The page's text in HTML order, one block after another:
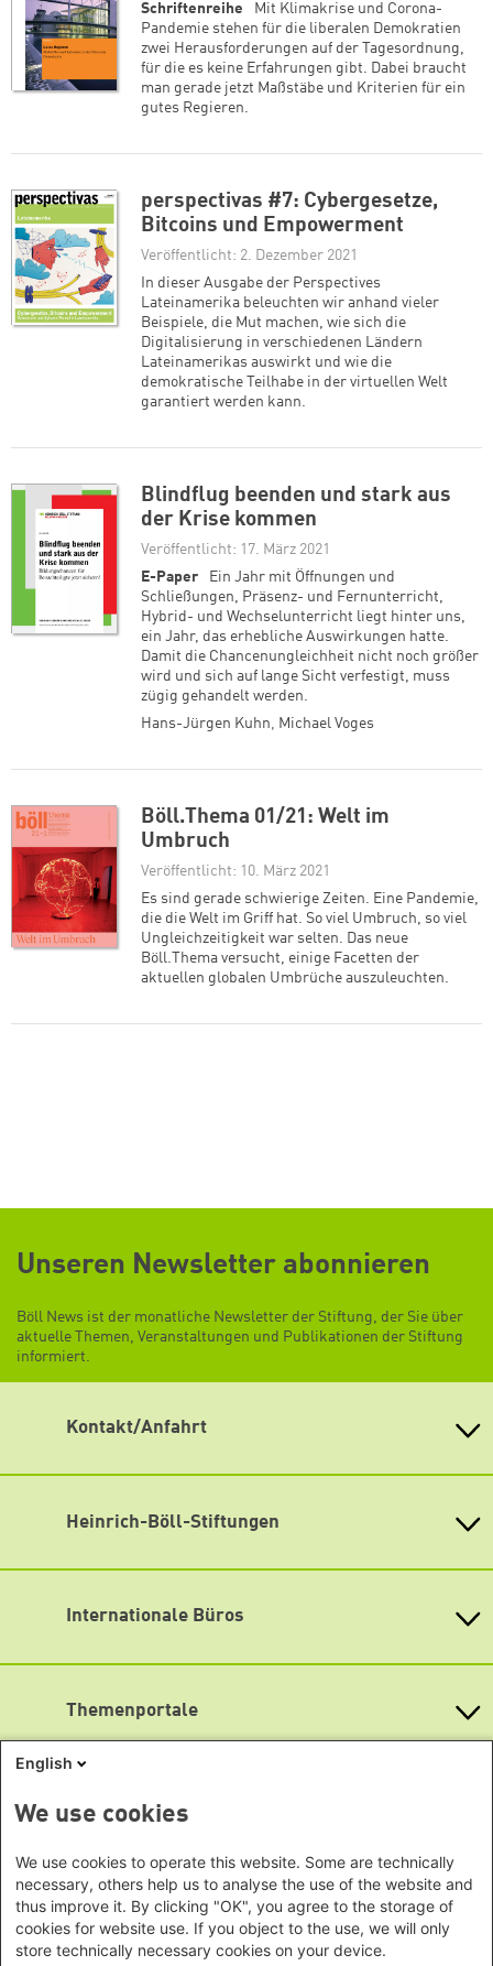
Schriftenreihe
Mit Klimakrise und Corona-
Pandemie stehen für die liberalen Demokratien
zwei Herausforderungen auf der Tagesordnung,
für die es keine Erfahrungen gibt. Dabei braucht
man gerade jetzt Maßstäbe und Kriterien für ein
gutes Regieren.
perspectivas #7: Cybergesetze,
Bitcoins und Empowerment
Veröffentlicht: 2. Dezember 2021
In dieser Ausgabe der Perspectives
Lateinamerika beleuchten wir anhand vieler
Beispiele, die Mut machen, wie sich die
Digitalisierung in verschiedenen Ländern
Lateinamerikas auswirkt und wie die
demokratische Teilhabe in der virtuellen Welt
garantiert werden kann.
Blindflug beenden und stark aus
der Krise kommen
Veröffentlicht: 17. März 2021
E-Paper
Ein Jahr mit Öffnungen und
Schließungen, Präsenz- und Fernunterricht,
Hybrid- und Wechselunterricht liegt hinter uns,
ein Jahr, das erhebliche Auswirkungen hatte.
Damit die Chancenungleichheit nicht noch größer
wird und sich auf lange Sicht verfestigt, muss
zügig gehandelt werden.
Hans-Jürgen Kuhn, Michael Voges
Böll.Thema 01/21: Welt im
Umbruch
Veröffentlicht: 10. März 2021
Es sind gerade schwierige Zeiten. Eine Pandemie,
die die Welt im Griff hat. So viel Umbruch, so viel
Ungleichzeitigkeit war selten. Das neue
Böll.Thema versucht, einige Facetten der
aktuellen globalen Umbrüche auszuleuchten.
Unseren Newsletter abonnieren
Böll News ist der monatliche Newsletter der Stiftung, der Sie über
aktuelle Themen, Veranstaltungen und Publikationen der Stiftung
informiert.
Kontakt/Anfahrt
Öffnungszeiten
Barrierefreiheit
Heinrich-Böll-Stiftungen
Heinrich-Böll-Stiftungen in den
Baden-Württemberg
Hamburg
Mecklenburg-Vorpommern
Niedersachsen
Nordrhein-Westfalen
Rheinland-Pfalz
Internationale Büros
Büro Neu-Delhi - Indien
Büro Phnom Penh - Kambodscha
Büro Südostasien
Dialog
Büro Horn von Afrika -
Somalia/Somaliland, Sudan,
Äthiopien
Büro Nairobi - Kenia, Uganda,
Themenportale
Heimatkunde
Gunda-Werner-Institut
Archiv Grünes Gedächtnis
Studienwerk
Mediatheken
Antifeminismus begegnen
Gender Mediathek
Grüne Websites
Bündnis 90 / Die Grünen
Bundestagsfraktion
English
We use cookies
We use cookies to operate this website. Some are technically
necessary, others help us to analyse the use of the website and
thus improve it. By clicking "OK", you agree to the storage of
cookies for website use. If you object to the use, we will only
store technically necessary cookies on your device.